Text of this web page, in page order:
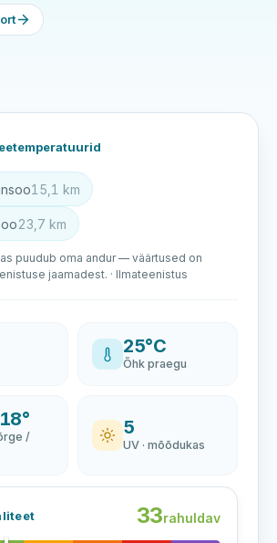
15,1 km
23,7 km
puudub oma andur — väärtused on
jaamadest. · Ilmateenistus
25°C
Õhk praegu
/
5
UV · mõõdukas
33rahuldav